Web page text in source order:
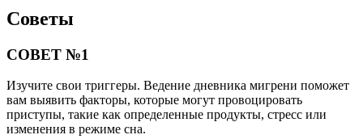
Советы
СОВЕТ №1
Изучите свои триггеры. Ведение дневника мигрени поможет
вам выявить факторы, которые могут провоцировать
приступы, такие как определенные продукты, стресс или
изменения в режиме сна.